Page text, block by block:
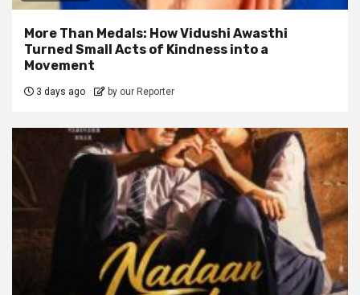
More Than Medals: How Vidushi Awasthi
Turned Small Acts of Kindness into a
Movement
3 days ago by our Reporter